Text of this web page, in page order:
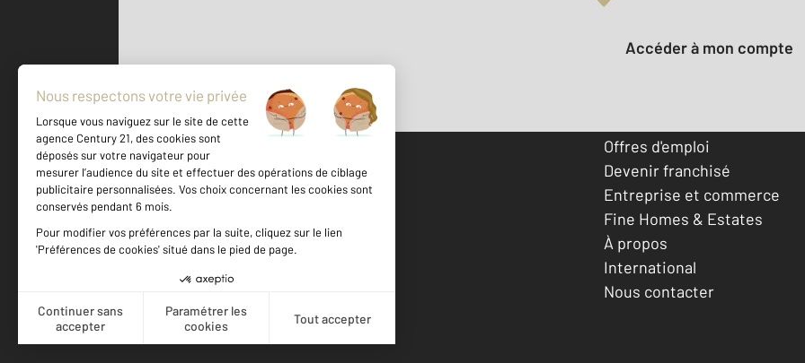
500 m ©Mappy
Votre compte :
Accéder à mon compte
Votre agence est notée
Achat
10
Location
Offres d'emploi
Devenir franchisé
Entreprise et commerce
Fine Homes & Estates
À propos
International
Nous contacter